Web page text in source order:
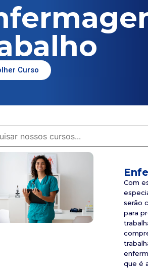
Curso
Com
serão
para
que é